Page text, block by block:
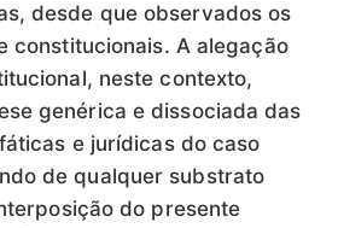
desde que observados os
constitucionais. A alegação
neste contexto,
genérica e dissociada das
e jurídicas do caso
de qualquer substrato
do presente